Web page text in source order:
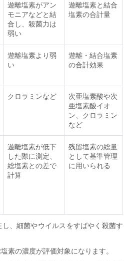
遊離塩素がアン
モニアなどと結
合し、殺菌力は
弱い
遊離塩素と結合
塩素の合計量
遊離塩素より弱
い
遊離・結合塩素
の合計効果
クロラミンなど
次亜塩素酸や次
亜塩素酸イオ
ン、クロラミン
など
遊離塩素が低下
した際に測定、
総塩素との差で
計算
残留塩素の総量
として基準管理
に用いられる
、細菌やウイルスをすばやく殺菌す
素の濃度が評価対象になります。